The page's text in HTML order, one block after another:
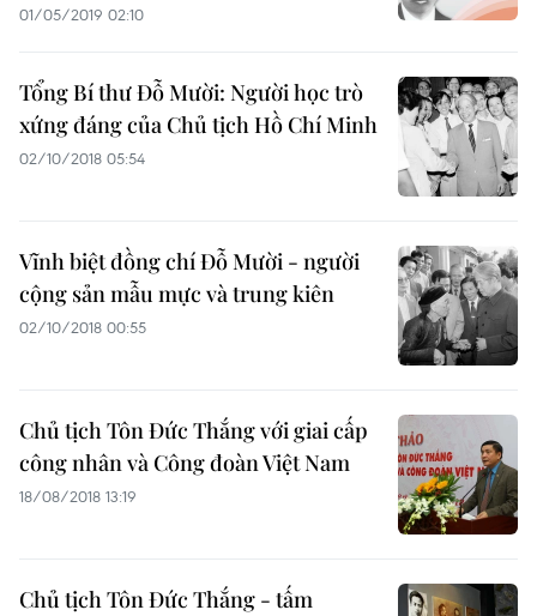
01/05/2019 02:10
Tổng Bí thư Đỗ Mười: Người học trò
xứng đáng của Chủ tịch Hồ Chí Minh
02/10/2018 05:54
Vĩnh biệt đồng chí Đỗ Mười - người
cộng sản mẫu mực và trung kiên
02/10/2018 00:55
Chủ tịch Tôn Đức Thắng với giai cấp
công nhân và Công đoàn Việt Nam
18/08/2018 13:19
Chủ tịch Tôn Đức Thắng - tấm